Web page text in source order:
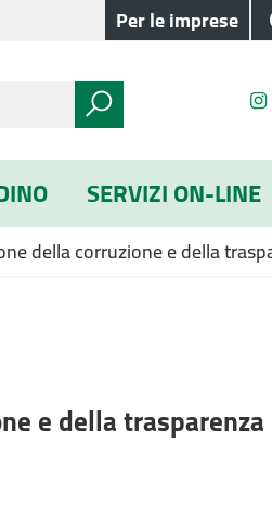
Per le imprese
SERVIZI ON-LINE
della corruzione e della
e della trasparenza